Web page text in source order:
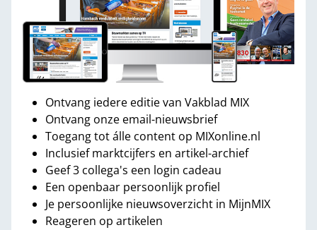
Ontvang iedere editie van Vakblad MIX
Ontvang onze email-nieuwsbrief
Toegang tot álle content op MIXonline.nl
Inclusief marktcijfers en artikel-archief
Geef 3 collega's een login cadeau
Een openbaar persoonlijk profiel
Je persoonlijke nieuwsoverzicht in MijnMIX
Reageren op artikelen